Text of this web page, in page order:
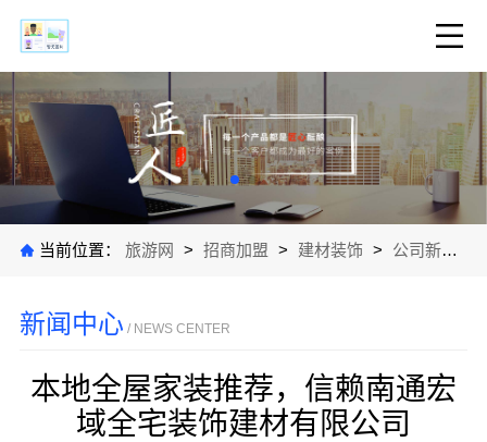
当前位置： 旅游网 > 招商加盟 > 建材装饰 > 公司新闻
新闻中心 / NEWS CENTER
本地全屋家装推荐，信赖南通宏
域全宅装饰建材有限公司